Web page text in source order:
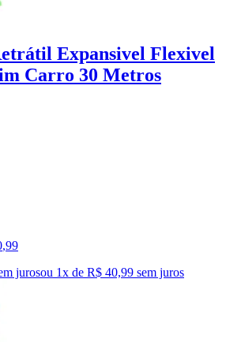
Expansivel Flexivel
Carro 30 Metros
,99
jurosou 1x de R$ 40,99 sem juros